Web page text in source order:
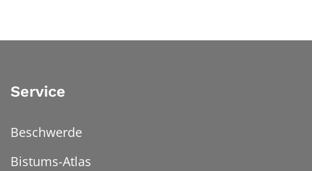
Service
Beschwerde
Bistums-Atlas